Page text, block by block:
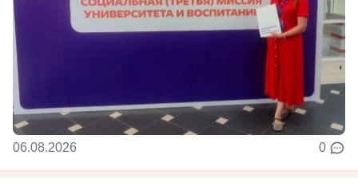
06.08.2026 0